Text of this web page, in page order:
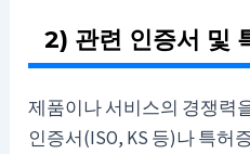
2) 관련 인증서 및
제품이나 서비스의 경쟁력
인증서(ISO, KS 등)나 특허